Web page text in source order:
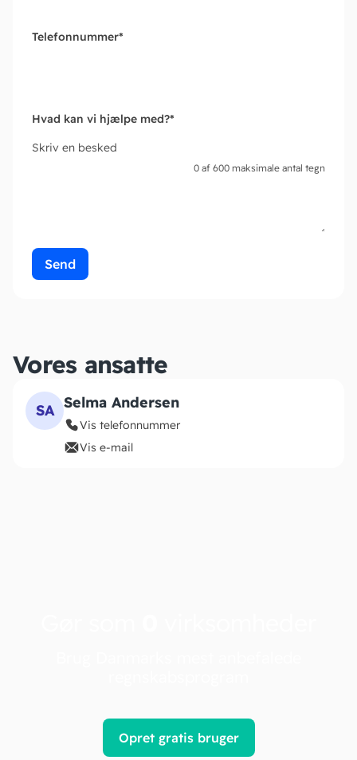
Telefonnummer*
Hvad kan vi hjælpe med?*
Skriv en besked
0 af 600 maksimale antal tegn
Vores ansatte
SA Selma Andersen
Vis telefonnummer
Vis e-mail
Opret gratis bruger